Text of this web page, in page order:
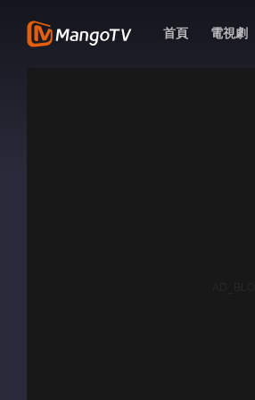
首頁 電視劇